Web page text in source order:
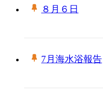
８月６日
7月海水浴報告